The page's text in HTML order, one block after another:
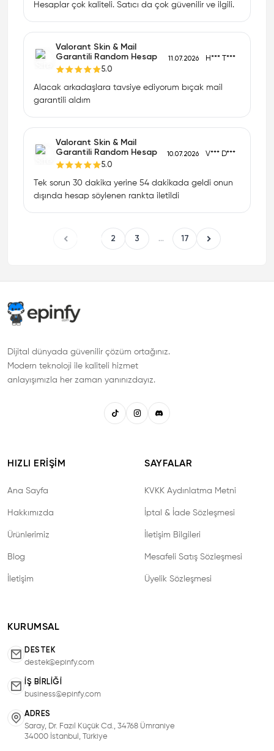
Hesaplar çok kaliteli. Satıcı da çok güvenilir ve ilgili.
Valorant Skin & Mail
Garantili Random Hesap
5.0
11.07.2026 H*** T***
Alacak arkadaşlara tavsiye ediyorum bıçak mail
garantili aldım
Valorant Skin & Mail
Garantili Random Hesap
5.0
10.07.2026 V*** D***
Tek sorun 30 dakika yerine 54 dakikada geldi onun
dışında hesap söylenen rankta iletildi
2 3 ... 17
Dijital dünyada güvenilir çözüm ortağınız.
Modern teknoloji ile kaliteli hizmet
anlayışımızla her zaman yanınızdayız.
HIZLI ERIŞIM
Ana Sayfa
Hakkımızda
Ürünlerimiz
Blog
İletişim
SAYFALAR
KVKK Aydınlatma Metni
İptal & İade Sözleşmesi
İletişim Bilgileri
Mesafeli Satış Sözleşmesi
Üyelik Sözleşmesi
KURUMSAL
DESTEK
destek@epinfy.com
İŞ BIRLIĞI
business@epinfy.com
ADRES
Saray, Dr. Fazıl Küçük Cd., 34768 Ümraniye
34000 İstanbul, Türkiye